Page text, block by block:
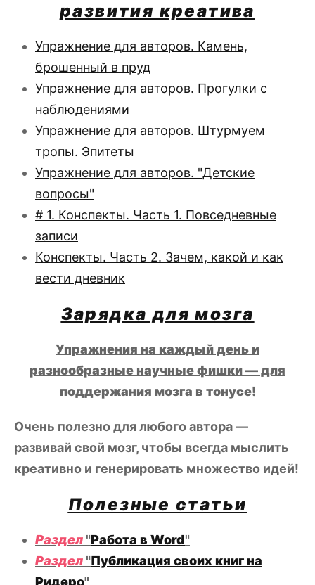
развития креатива
Упражнение для авторов. Камень,
брошенный в пруд
Упражнение для авторов. Прогулки с
наблюдениями
Упражнение для авторов. Штурмуем
тропы. Эпитеты
Упражнение для авторов. "Детские
вопросы"
# 1. Конспекты. Часть 1. Повседневные
записи
Конспекты. Часть 2. Зачем, какой и как
вести дневник
Зарядка для мозга
Упражнения на каждый день и
разнообразные научные фишки — для
поддержания мозга в тонусе!
Очень полезно для любого автора —
развивай свой мозг, чтобы всегда мыслить
креативно и генерировать множество идей!
Полезные статьи
Раздел "Работа в Word"
Раздел"Публикация своих книг на
Ридеро"